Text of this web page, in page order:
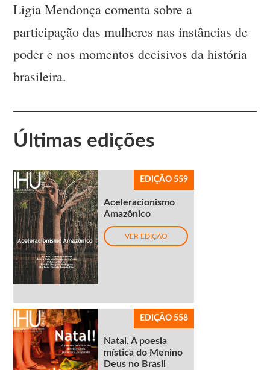
Ligia Mendonça comenta sobre a
participação das mulheres nas instâncias de
poder e nos momentos decisivos da história
brasileira.
Últimas edições
EDIÇÃO 559
Aceleracionismo
Amazônico
VER EDIÇÃO
EDIÇÃO 558
Natal. A poesia
mística do Menino
Deus no Brasil